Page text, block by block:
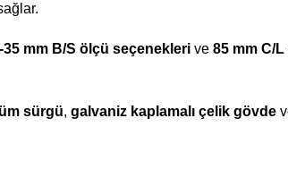
35 mm B/S ölçü seçenekleri ve 85 mm C/
sürgü, galvaniz kaplamalı çelik gövde